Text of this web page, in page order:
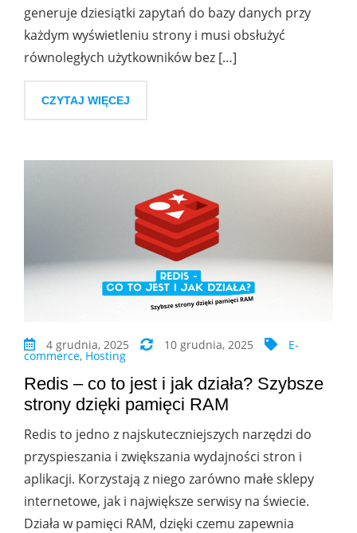
generuje dziesiątki zapytań do bazy danych przy
każdym wyświetleniu strony i musi obsłużyć
równoległych użytkowników bez […]
CZYTAJ WIĘCEJ
4 grudnia, 2025 10 grudnia, 2025 E-
commerce, Hosting
Redis – co to jest i jak działa? Szybsze
strony dzięki pamięci RAM
Redis to jedno z najskuteczniejszych narzędzi do
przyspieszania i zwiększania wydajności stron i
aplikacji. Korzystają z niego zarówno małe sklepy
internetowe, jak i największe serwisy na świecie.
Działa w pamięci RAM, dzięki czemu zapewnia